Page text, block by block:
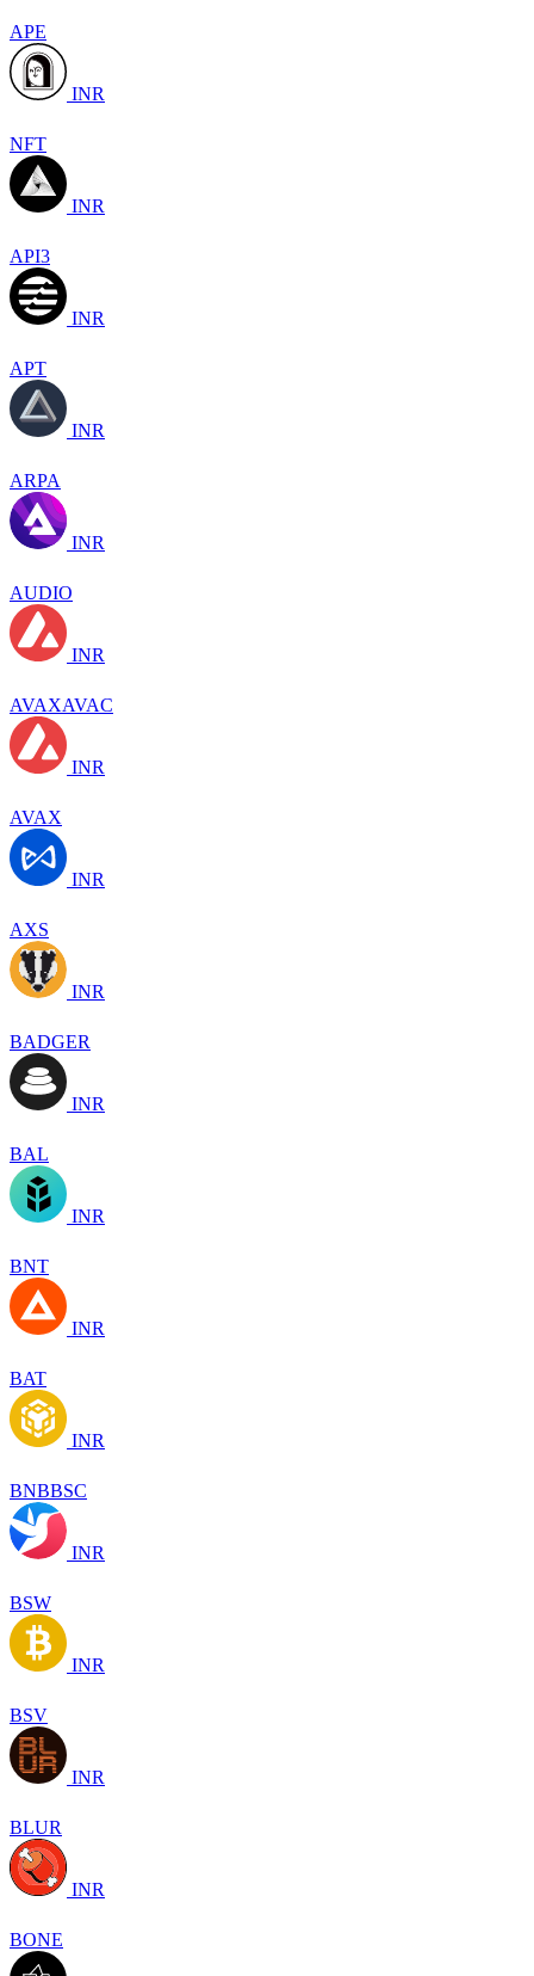
APE
INR
NFT
INR
API3
INR
APT
INR
ARPA
INR
AUDIO
INR
AVAXAVAC
INR
AVAX
INR
AXS
INR
BADGER
INR
BAL
INR
BNT
INR
BAT
INR
BNBBSC
INR
BSW
INR
BSV
INR
BLUR
INR
BONE